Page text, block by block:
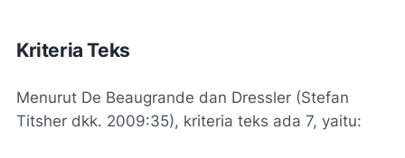
Kriteria Teks
Menurut De Beaugrande dan Dressler (Stefan
Titsher dkk. 2009:35), kriteria teks ada 7, yaitu: